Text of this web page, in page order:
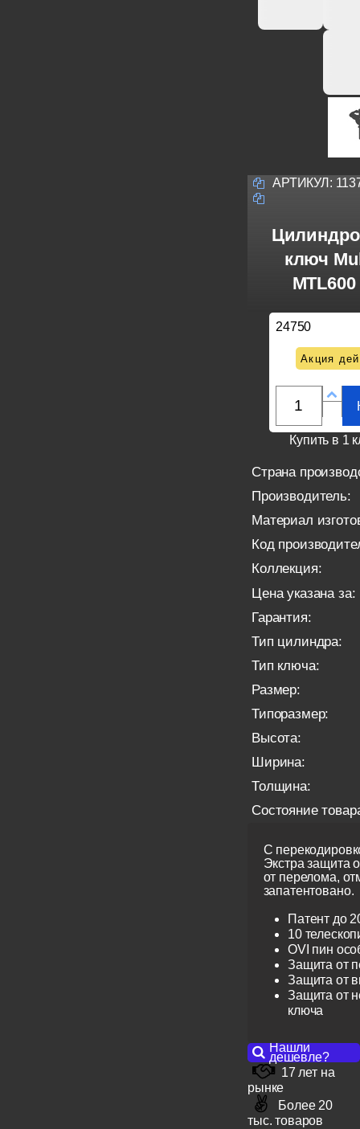
АРТИКУЛ:
ключ
24750
Акция
Купить в 1
Страна
Производитель:
Материал
Код
Коллекция:
Цена указана за:
Гарантия:
Тип цилиндра:
Тип ключа:
Размер:
Типоразмер:
Высота:
Ширина:
Толщина:
Состояние
С
Экстра защита
от перелома,
запатентовано.
Патент до
10
OVI пин
Защита от
Защита от
Защита от
ключа
Нашли
дешевле?
17 лет на
рынке
Более 20
тыс. товаров